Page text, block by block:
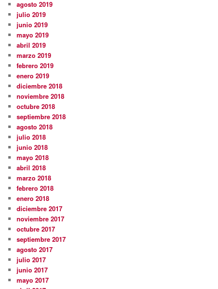
agosto 2019
julio 2019
junio 2019
mayo 2019
abril 2019
marzo 2019
febrero 2019
enero 2019
diciembre 2018
noviembre 2018
octubre 2018
septiembre 2018
agosto 2018
julio 2018
junio 2018
mayo 2018
abril 2018
marzo 2018
febrero 2018
enero 2018
diciembre 2017
noviembre 2017
octubre 2017
septiembre 2017
agosto 2017
julio 2017
junio 2017
mayo 2017